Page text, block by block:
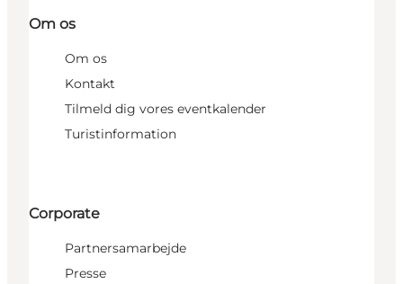
Om os
Om os
Kontakt
Tilmeld dig vores eventkalender
Turistinformation
Corporate
Partnersamarbejde
Presse